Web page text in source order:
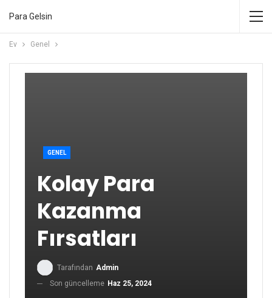
Para Gelsin
Ev Genel
GENEL
Kolay Para
Kazanma
Fırsatları
Tarafından Admin
Son güncelleme Haz 25, 2024